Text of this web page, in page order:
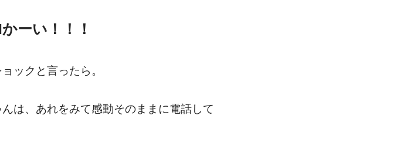
ーい！！！
ックと言ったら。
は、あれをみて感動そのままに電話して